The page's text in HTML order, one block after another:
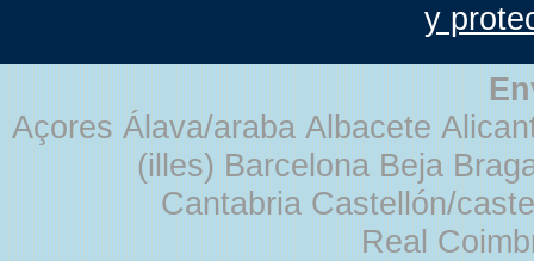
y
Açores Álava/araba Albacete
(illes) Barcelona Beja
Cantabria Castellón/
Real